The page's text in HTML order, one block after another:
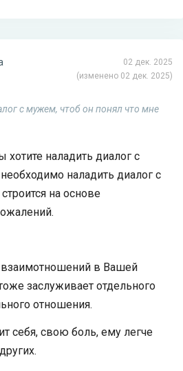
02 дек. 2025
(изменено 02 дек. 2025)
с мужем, чтоб он понял что мне
хотите наладить диалог с
наладить диалог с
на основе
взаимотношений в Вашей
заслуживает отдельного
отношения.
себя, свою боль, ему легче